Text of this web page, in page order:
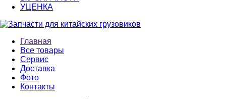
УЦЕНКА
Главная
Все товары
Сервис
Доставка
Фото
Контакты